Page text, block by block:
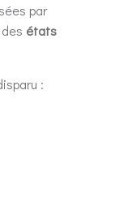
par
états
: